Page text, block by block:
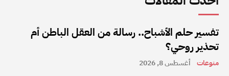
تفسير حلم الأشباح.. رسالة من العقل الباطن أم
تحذير روحي؟
منوعات أغسطس 8, 2026